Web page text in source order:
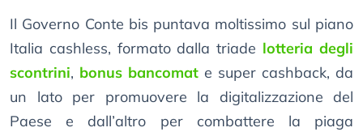
Il Governo Conte bis puntava moltissimo sul piano
Italia cashless, formato dalla triade lotteria degli
scontrini, bonus bancomat e super cashback, da
un lato per promuovere la digitalizzazione del
Paese e dall’altro per combattere la piaga